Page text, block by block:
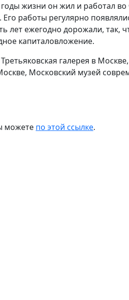
годы жизни он жил и работал
работы регулярно
лет ежегодно дорожали, так,
капиталовложение.
галерея в
Московский музей
можете по этой ссылке.